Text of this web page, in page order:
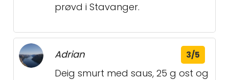
prøvd i Stavanger.
Adrian 3/5
Deig smurt med saus, 25 g ost og